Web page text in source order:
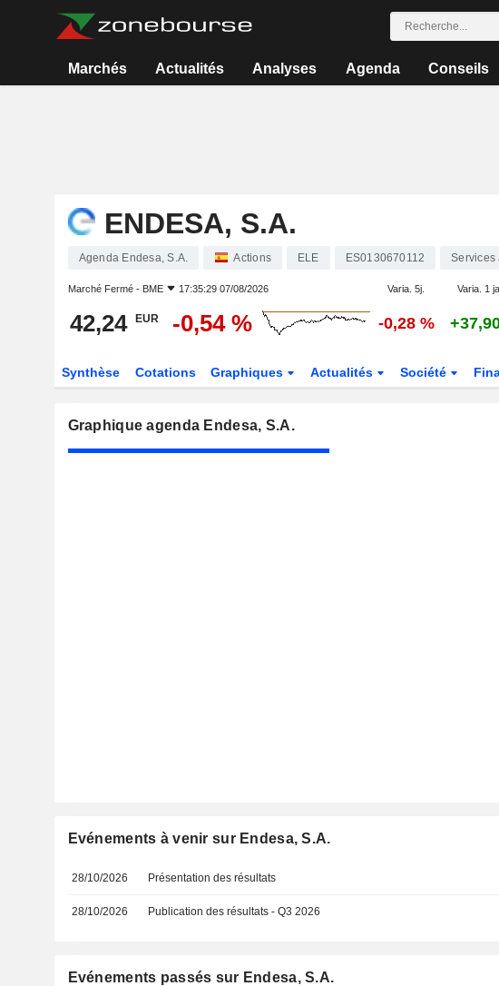
Marchés Actualités Analyses Agenda Conseils
ENDESA, S.A.
Agenda Endesa, S.A. Actions ELE ES0130670112 Services
Marché Fermé - BME 17:35:29 07/08/2026 Varia. 5j. Varia. 1
42,24 EUR -0,54 % -0,28 %
Synthèse Cotations Graphiques Actualités Société
Graphique agenda Endesa, S.A.
Evénements à venir sur Endesa, S.A.
28/10/2026 Présentation des résultats
28/10/2026 Publication des résultats - Q3 2026
Evénements passés sur Endesa, S.A.